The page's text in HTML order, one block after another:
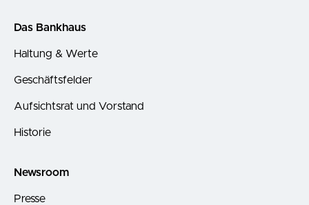
Das Bankhaus
Haltung & Werte
Geschäftsfelder
Aufsichtsrat und Vorstand
Historie
Newsroom
Presse